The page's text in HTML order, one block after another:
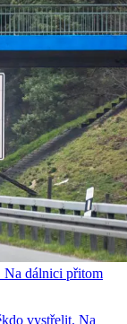
Na dálnici přitom
vystřelit. Na